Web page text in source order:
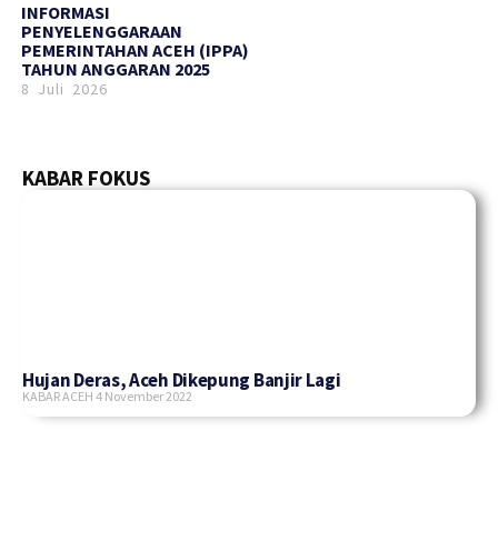
INFORMASI
PENYELENGGARAAN
PEMERINTAHAN ACEH (IPPA)
TAHUN ANGGARAN 2025
8 Juli 2026
KABAR FOKUS
Hujan Deras, Aceh Dikepung Banjir Lagi
KABAR ACEH 4 November 2022